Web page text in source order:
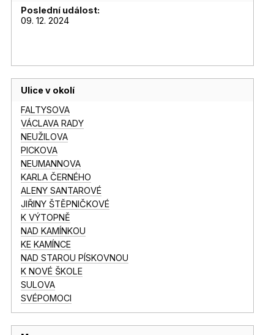
Poslední událost:
09. 12. 2024
Ulice v okolí
FALTYSOVA
VÁCLAVA RADY
NEUŽILOVA
PICKOVA
NEUMANNOVA
KARLA ČERNÉHO
ALENY SANTAROVÉ
JIŘINY ŠTĚPNIČKOVÉ
K VÝTOPNĚ
NAD KAMÍNKOU
KE KAMÍNCE
NAD STAROU PÍSKOVNOU
K NOVÉ ŠKOLE
SULOVA
SVÉPOMOCI